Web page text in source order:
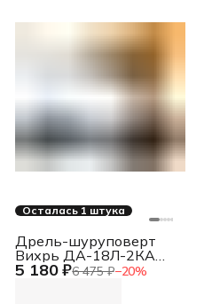
Осталась 1 штука
5 180 ₽6 475 ₽−20%
Дрель-шуруповерт
Вихрь ДА-18Л-2КА
аккум.